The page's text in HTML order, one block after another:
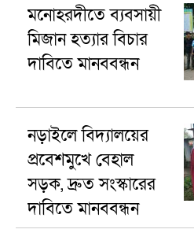
মনোহরদীতে ব্যবসায়ী
মিজান হত্যার বিচার
দাবিতে মানববন্ধন
নড়াইলে বিদ্যালয়ের
প্রবেশমুখে বেহাল
সড়ক, দ্রুত সংস্কারের
দাবিতে মানববন্ধন